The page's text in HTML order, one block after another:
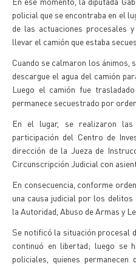
policial que se encontraba en el
de las actuaciones procesales
llevar el camión que estaba
Cuando se calmaron los ánimos,
descargue el agua del camión
Luego el camión fue
permanece secuestrado por
En el lugar, se realizaron las
participación del Centro de
dirección de la Jueza de
Circunscripción Judicial con
En consecuencia, conforme
una causa judicial por los delitos
la Autoridad, Abuso de Armas y
Se notificó la situación procesal
continuó en libertad; luego se
policiales, quienes